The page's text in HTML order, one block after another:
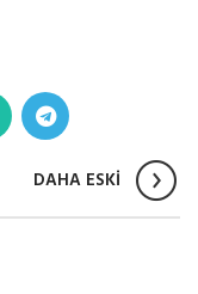
DAHA ESKİ